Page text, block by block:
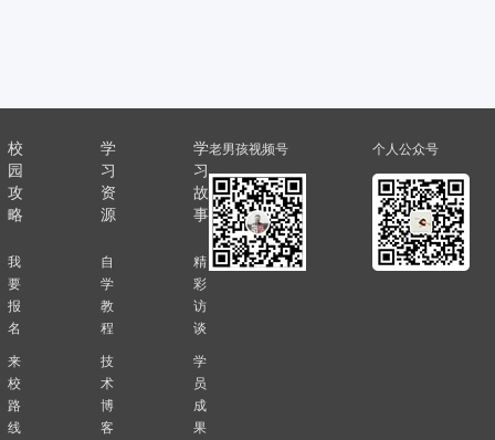
校
园
攻
略
我
要
报
名
来
校
路
线
学
习
资
源
自
学
教
程
技
术
博
客
学
习
故
事
精
彩
访
谈
学
员
成
果
老男孩视频号 个人公众号